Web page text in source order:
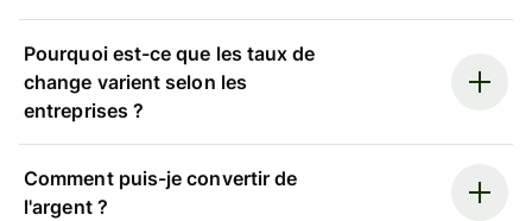
Pourquoi est-ce que les taux de
change varient selon les
entreprises ?
Comment puis-je convertir de
l'argent ?